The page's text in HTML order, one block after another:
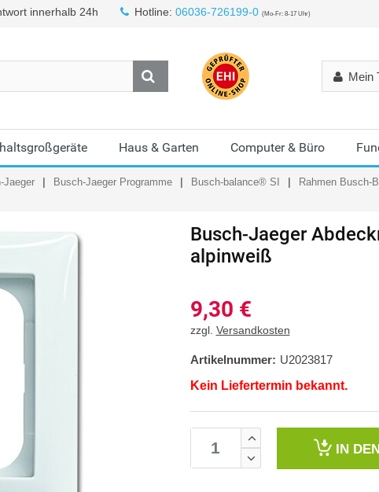
innerhalb 24h Hotline: 06036-726199-0 (Mo-Fr: 8-17 Uhr)
Mein
Haus & Garten Computer & Büro
Jaeger Busch-Jaeger Programme Busch-balance® SI
Rahmen Busch-
Busch-Jaeger
alpinweiß
9,30 €
zzgl. Versandkosten
Artikelnummer: U2023817
Kein Liefertermin bekannt.
IN